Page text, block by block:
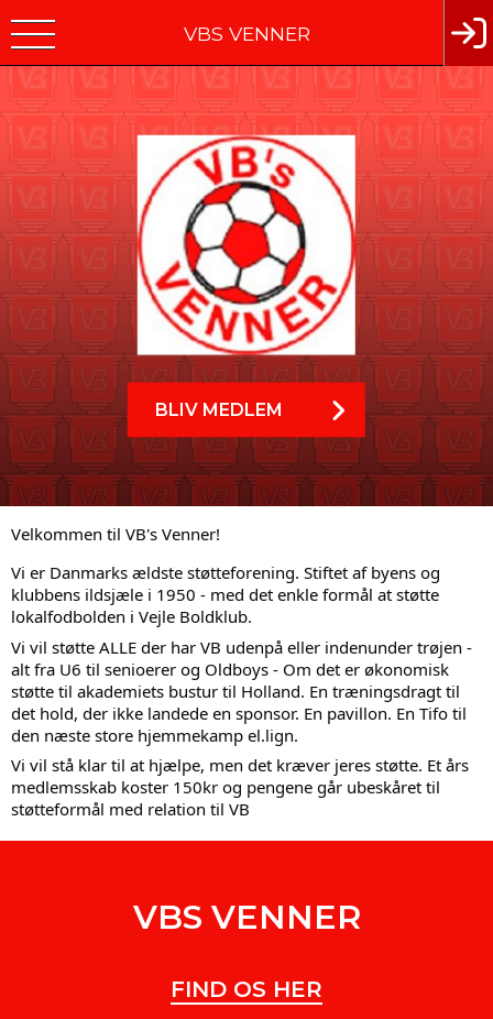
VBS VENNER
BLIV MEDLEM
Velkommen til VB's Venner!
Vi er Danmarks ældste støtteforening. Stiftet af byens og
klubbens ildsjæle i 1950 - med det enkle formål at støtte
lokalfodbolden i Vejle Boldklub.
Vi vil støtte ALLE der har VB udenpå eller indenunder trøjen -
alt fra U6 til senioerer og Oldboys - Om det er økonomisk
støtte til akademiets bustur til Holland. En træningsdragt til
det hold, der ikke landede en sponsor. En pavillon. En Tifo til
den næste store hjemmekamp el.lign.
Vi vil stå klar til at hjælpe, men det kræver jeres støtte. Et års
medlemsskab koster 150kr og pengene går ubeskåret til
støtteformål med relation til VB
VBS VENNER
FIND OS HER